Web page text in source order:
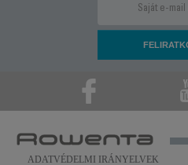
ADATVÉDELMI IRÁNYELVEK